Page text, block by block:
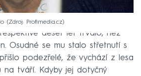
Zdroj: Profimedia.cz
deset let trvalo, než
Osudné se mu stalo střetnutí s
podezřelé, že vychází z lesa
na tváří. Kdyby jej dotyčný